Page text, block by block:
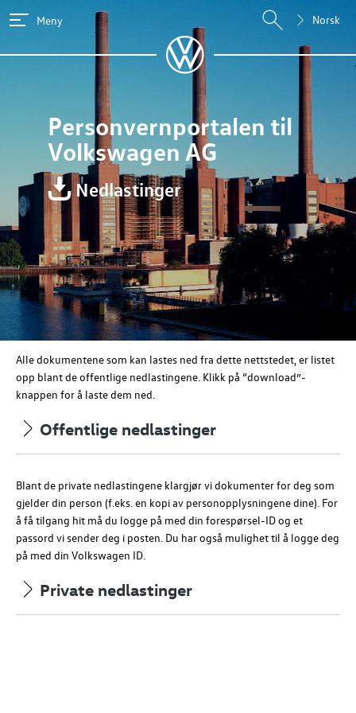
Meny Norsk
Personvernportalen til
Volkswagen AG
Nedlastinger
Alle dokumentene som kan lastes ned fra dette nettstedet, er listet
opp blant de offentlige nedlastingene. Klikk på “download”-
knappen for å laste dem ned.
Offentlige nedlastinger
Blant de private nedlastingene klargjør vi dokumenter for deg som
gjelder din person (f.eks. en kopi av personopplysningene dine). For
å få tilgang hit må du logge på med din forespørsel-ID og et
passord vi sender deg i posten. Du har også mulighet til å logge deg
på med din Volkswagen ID.
Private nedlastinger